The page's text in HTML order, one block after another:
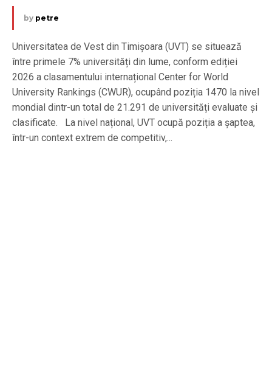
by petre
Universitatea de Vest din Timișoara (UVT) se situează
între primele 7% universități din lume, conform ediției
2026 a clasamentului internațional Center for World
University Rankings (CWUR), ocupând poziția 1470 la nivel
mondial dintr-un total de 21.291 de universități evaluate și
clasificate. La nivel național, UVT ocupă poziția a șaptea,
într-un context extrem de competitiv,...